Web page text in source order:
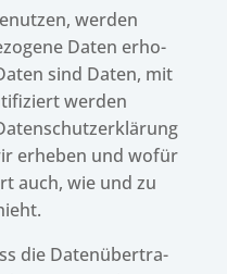
werden
Daten erho­
sind Daten, mit
werden
erhe­ben und wofür
auch, wie und zu
die Daten­über­tra­